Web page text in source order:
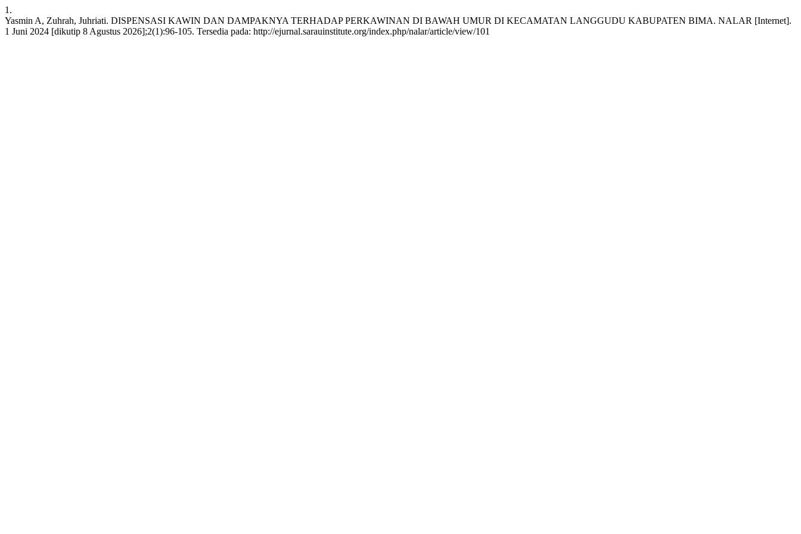
1.
Yasmin A, Zuhrah, Juhriati. DISPENSASI KAWIN DAN DAMPAKNYA TERHADAP PERKAWINAN DI BAWAH UMUR DI KECAMATAN LANGGUDU KABUPATEN BIMA. NALAR [Internet].
1 Juni 2024 [dikutip 8 Agustus 2026];2(1):96-105. Tersedia pada: http://ejurnal.sarauinstitute.org/index.php/nalar/article/view/101